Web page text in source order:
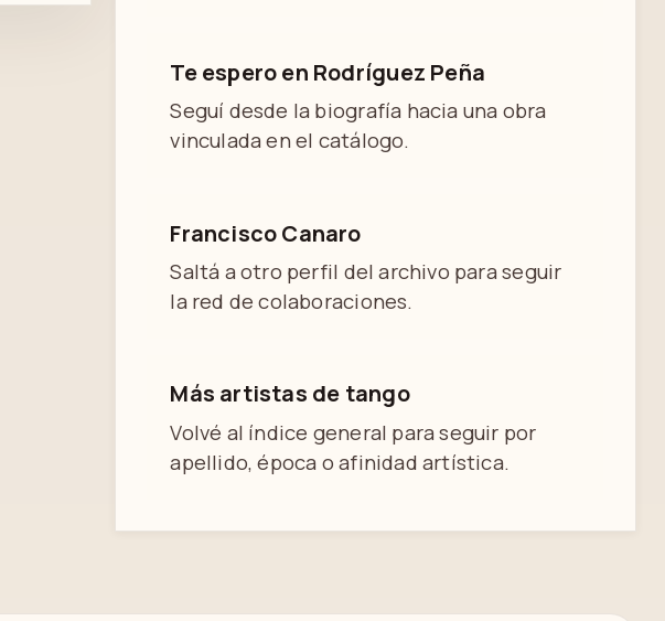
Te espero en Rodríguez Peña
Seguí desde la biografía hacia una obra
vinculada en el catálogo.
Francisco Canaro
Saltá a otro perfil del archivo para seguir
la red de colaboraciones.
Más artistas de tango
Volvé al índice general para seguir por
apellido, época o afinidad artística.